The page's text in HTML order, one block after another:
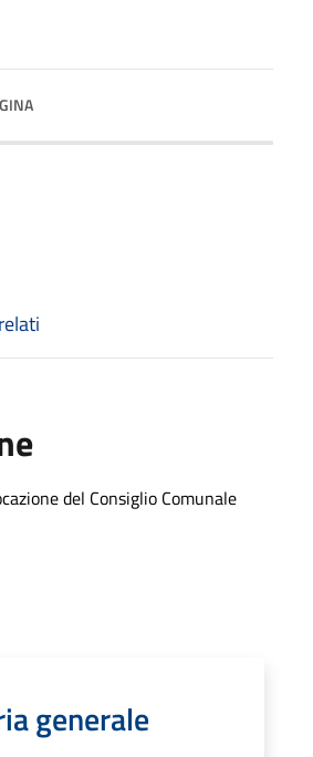
del Consiglio Comunale
generale